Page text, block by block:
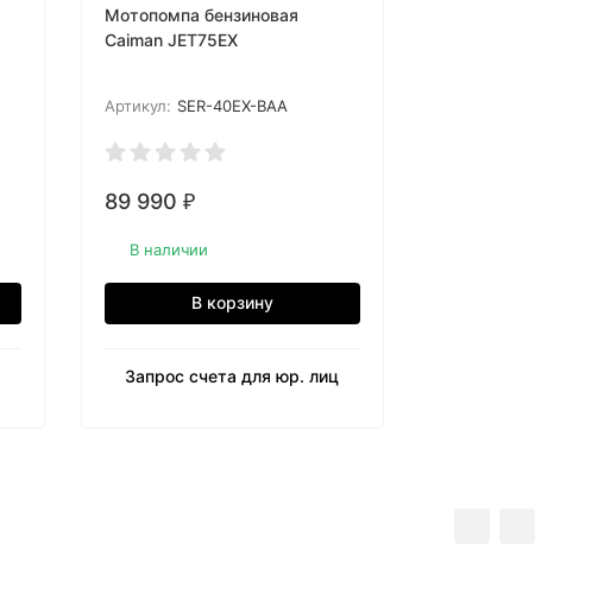
Мотопомпа бензиновая
Caiman JET75EX
Артикул: SER-40EX-BAA
89 990 ₽
В наличии
В корзину
Запрос счета для юр. лиц